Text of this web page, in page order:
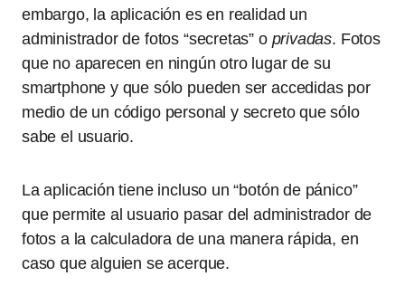
embargo, la aplicación es en realidad un
administrador de fotos “secretas” o privadas. Fotos
que no aparecen en ningún otro lugar de su
smartphone y que sólo pueden ser accedidas por
medio de un código personal y secreto que sólo
sabe el usuario.
La aplicación tiene incluso un “botón de pánico”
que permite al usuario pasar del administrador de
fotos a la calculadora de una manera rápida, en
caso que alguien se acerque.